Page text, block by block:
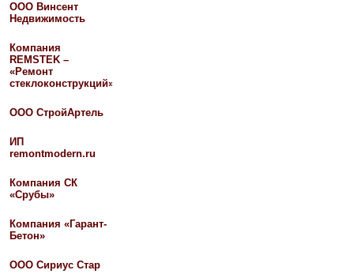
ООО Винсент
Недвижимость
Компания
REMSTEK –
«Ремонт
стеклоконструкций»
ООО СтройАртель
ИП
remontmodern.ru
Компания СК
«Срубы»
Компания «Гарант-
Бетон»
ООО Сириус Стар